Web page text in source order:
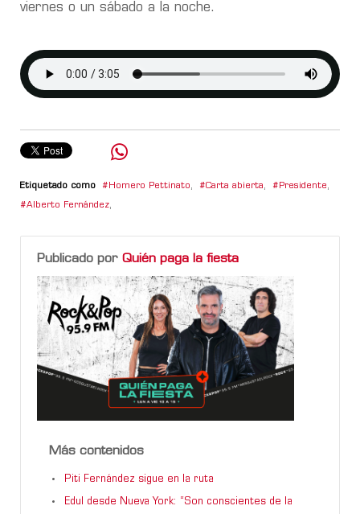
viernes o un sábado a la noche.
Etiquetado como Homero Pettinato, Carta abierta, Presidente,
Alberto Fernández,
Publicado por Quién paga la fiesta
Más contenidos
Piti Fernández sigue en la ruta
Edul desde Nueva York: “Son conscientes de la